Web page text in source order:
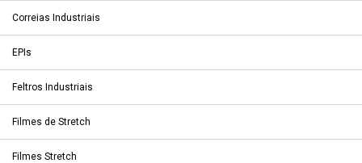
Correias Industriais
EPIs
Feltros Industriais
Filmes de Stretch
Filmes Stretch